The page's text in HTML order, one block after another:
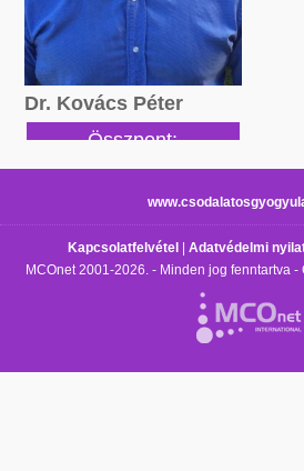
Dr. Kovács Péter
Összpont:
557290 pont
Kapcsolatfelvétel | Adatvédelmi
MCOnet 2001-2026. - Minden jog fenntartva -